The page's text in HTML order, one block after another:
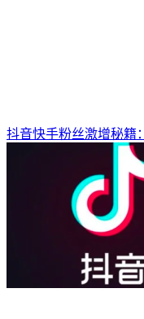
抖音快手粉丝激增秘籍